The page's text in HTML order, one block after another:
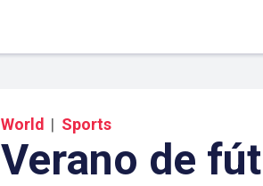
World Sports
Verano de